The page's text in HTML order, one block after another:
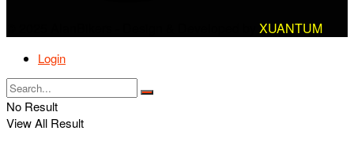
XUANTUM
Login
No Result
View All Result